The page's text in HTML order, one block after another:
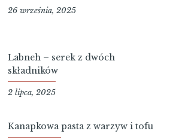
26 września, 2025
Labneh – serek z dwóch
składników
2 lipca, 2025
Kanapkowa pasta z warzyw i tofu